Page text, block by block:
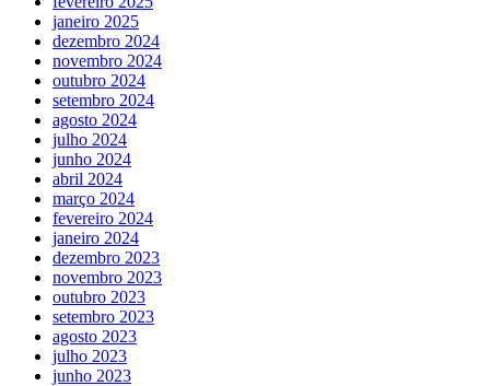
janeiro 2025
dezembro 2024
novembro 2024
outubro 2024
setembro 2024
agosto 2024
julho 2024
junho 2024
abril 2024
março 2024
fevereiro 2024
janeiro 2024
dezembro 2023
novembro 2023
outubro 2023
setembro 2023
agosto 2023
julho 2023
junho 2023